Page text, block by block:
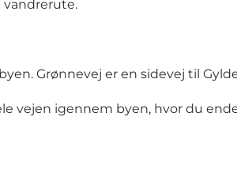
vandrerute.
Grønnevej er en sidevej til
vejen igennem byen, hvor du